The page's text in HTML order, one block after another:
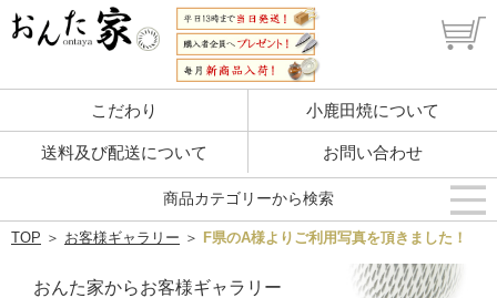
こだわり 小鹿田焼について
送料及び配送について お問い合わせ
TOP ＞ お客様ギャラリー ＞ F県のA様よりご利用写真を頂きました！
おんた家からお客様ギャラリー
商品カテゴリーから検索